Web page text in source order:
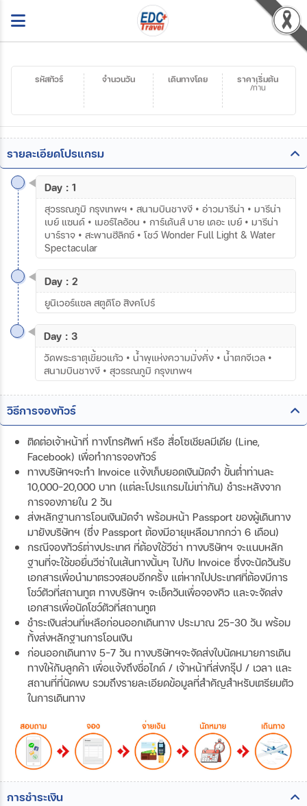
รหัสทัวร์ จำนวนวัน ราคาเริ่มต้น
/ท่าน
เดินทางโดย
รายละเอียดโปรแกรม
Day : 1
สุวรรณภูมิ กรุงเทพฯ • สนามบินชางงี • อ่าวมารีน่า • มารีน่า
เบย์ แซนด์ • เมอร์ไลอ้อน • การ์เด้นส์ บาย เดอะ เบย์ • มารีน่า
บาร์ราจ • สะพานฮีลิกซ์ • โชว์ Wonder Full Light & Water
Spectacular
Day : 2
ยูนิเวอร์แซล สตูดิโอ สิงคโปร์
Day : 3
วัดพระธาตุเขี้ยวแก้ว • น้ำพุแห่งความมั่งคั่ง • น้ำตกจีเวล •
สนามบินชางงี • สุวรรณภูมิ กรุงเทพฯ
วิธีการจองทัวร์
ติดต่อเจ้าหน้าที่ ทางโทรศัพท์ หรือ สื่อโซเชียลมีเดีย (Line,
Facebook) เพื่อทำการจองทัวร์
ทางบริษัทฯจะทำ Invoice แจ้งเก็บยอดเงินมัดจำ ขั้นต่ำท่านละ
10,000-20,000 บาท (แต่ละโปรแกรมไม่เท่ากัน) ชำระหลังจาก
การจองภายใน 2 วัน
ส่งหลักฐานการโอนเงินมัดจำ พร้อมหน้า Passport ของผู้เดินทาง
มายังบริษัทฯ (ซึ่ง Passport ต้องมีอายุเหลือมากกว่า 6 เดือน)
กรณีจองทัวร์ต่างประเทศ ที่ต้องใช้วีซ่า ทางบริษัทฯ จะแนบหลัก
ฐานที่จะใช้ขอยื่นวีซ่าในเส้นทางนั้นๆ ไปกับ Invoice ซึ่งจะนัดวันรับ
เอกสารเพื่อนำมาตรวจสอบอีกครั้ง แต่หากไปประเทศที่ต้องมีการ
โชว์ตัวที่สถานทูต ทางบริษัทฯ จะเช็ควันเพื่อจองคิว และจะจัดส่ง
เอกสารเพื่อนัดโชว์ตัวที่สถานทูต
ชำระเงินส่วนที่เหลือก่อนออกเดินทาง ประมาณ 25-30 วัน พร้อม
ทั้งส่งหลักฐานการโอนเงิน
ก่อนออกเดินทาง 5-7 วัน ทางบริษัทฯจะจัดส่งใบนัดหมายการเดิน
ทางให้กับลูกค้า เพื่อแจ้งถึงชื่อไกด์ / เจ้าหน้าที่ส่งกรุ๊ป / เวลา และ
สถานที่ที่นัดพบ รวมถึงรายละเอียดข้อมูลที่สำคัญสำหรับเตรียมตัว
ในการเดินทาง
การชำระเงิน